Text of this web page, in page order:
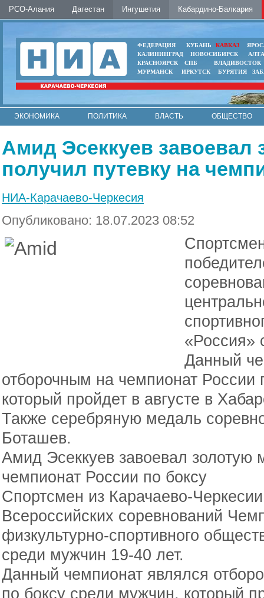
РСО-Алания Дагестан Ингушетия Кабардино-Балкария
ФЕДЕРАЦИЯ КУБАНЬ КАВКАЗ
КАЛИНИНГРАД
НОВОСИБИРСК
КРАСНОЯРСК
СПБ
ВЛАДИВОСТОК
МУРМАНСК
ИРКУТСК БУРЯТИЯ
ЭКОНОМИКА ПОЛИТИКА ВЛАСТЬ
ОБЩЕСТВО
Амид Эсеккуев завоевал
получил путевку на
НИА-Карачаево-Черкесия
Опубликовано: 18.07.2023 08:52
«Россия»
Данный
отборочным на чемпионат России
который пройдет в августе в
Также серебряную медаль
Боташев.
Амид Эсеккуев завоевал золотую
чемпионат России по боксу
Спортсмен из Карачаево-
Всероссийских соревнований
физкультурно-спортивного
среди мужчин 19-40 лет.
Данный чемпионат являлся
по боксу среди мужчин, который